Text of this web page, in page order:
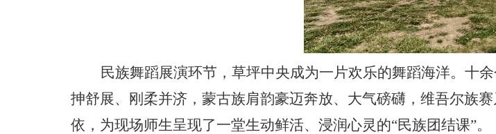
民族舞蹈展演环节，草坪中央成为一片欢乐的舞蹈海洋。十
抻舒展、刚柔并济，蒙古族肩韵豪迈奔放、大气磅礴，维吾尔族
依，为现场师生呈现了一堂生动鲜活、浸润心灵的“民族团结课”。